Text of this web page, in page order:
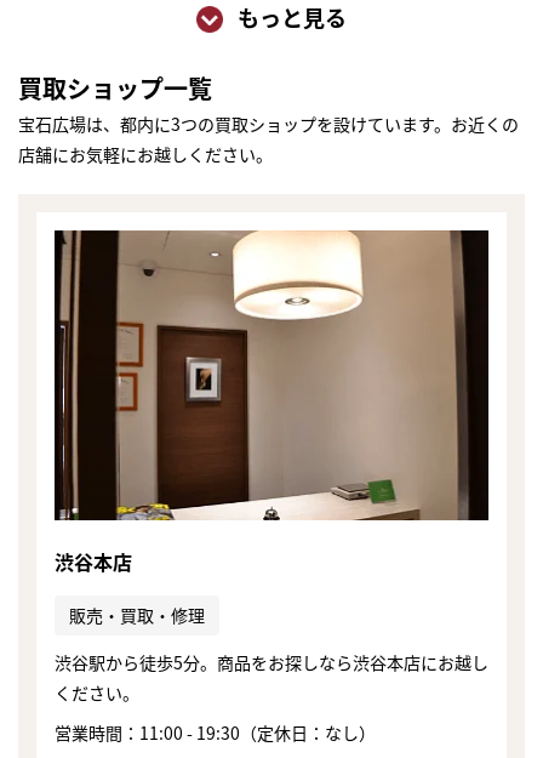
もっと見る
買取ショップ一覧
宝石広場は、都内に3つの買取ショップを設けています。お近くの
店舗にお気軽にお越しください。
渋谷本店
販売・買取・修理
渋谷駅から徒歩5分。商品をお探しなら渋谷本店にお越し
ください。
営業時間：11:00 - 19:30（定休日：なし）
かんたん30秒でお試し査定